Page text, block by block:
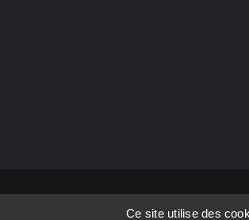
Ce site utilise des